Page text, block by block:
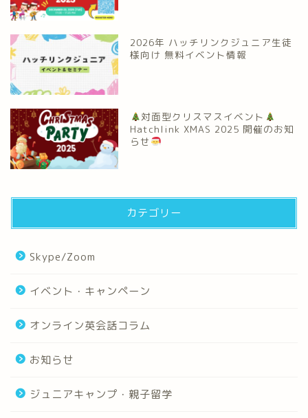
2026年 ハッチリンクジュニア生徒
様向け 無料イベント情報
対面型クリスマスイベント
Hatchlink XMAS 2025 開催のお知
らせ
カテゴリー
Skype/Zoom
イベント・キャンペーン
オンライン英会話コラム
お知らせ
ジュニアキャンプ・親子留学